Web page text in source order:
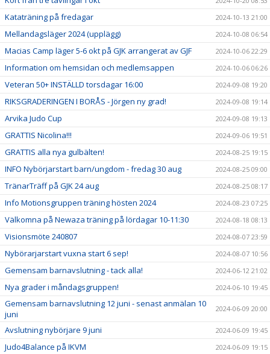
Kataträning på fredagar 2024-10-13 21:00
Mellandagsläger 2024 (upplägg) 2024-10-08 06:54
Macias Camp läger 5-6 okt på GJK arrangerat av GJF 2024-10-06 22:29
Information om hemsidan och medlemsappen 2024-10-06 06:26
Veteran 50+ INSTÄLLD torsdagar 16:00 2024-09-08 19:20
RIKSGRADERINGEN I BORÅS - Jörgen ny grad! 2024-09-08 19:14
Arvika Judo Cup 2024-09-08 19:13
GRATTIS Nicolina!!! 2024-09-06 19:51
GRATTIS alla nya gulbälten! 2024-08-25 19:15
INFO Nybörjarstart barn/ungdom - fredag 30 aug 2024-08-25 09:00
TränarTräff på GJK 24 aug 2024-08-25 08:17
Info Motionsgruppen träning hösten 2024 2024-08-23 07:25
Välkomna på Newaza träning på lördagar 10-11:30 2024-08-18 08:13
Visionsmöte 240807 2024-08-07 23:59
Nybörarjarstart vuxna start 6 sep! 2024-08-07 10:56
Gemensam barnavslutning - tack alla! 2024-06-12 21:02
Nya grader i måndagsgruppen! 2024-06-10 19:45
Gemensam barnavslutning 12 juni - senast anmälan 10
juni
2024-06-09 20:00
Avslutning nybörjare 9 juni 2024-06-09 19:45
Judo4Balance på IKVM 2024-06-09 19:15